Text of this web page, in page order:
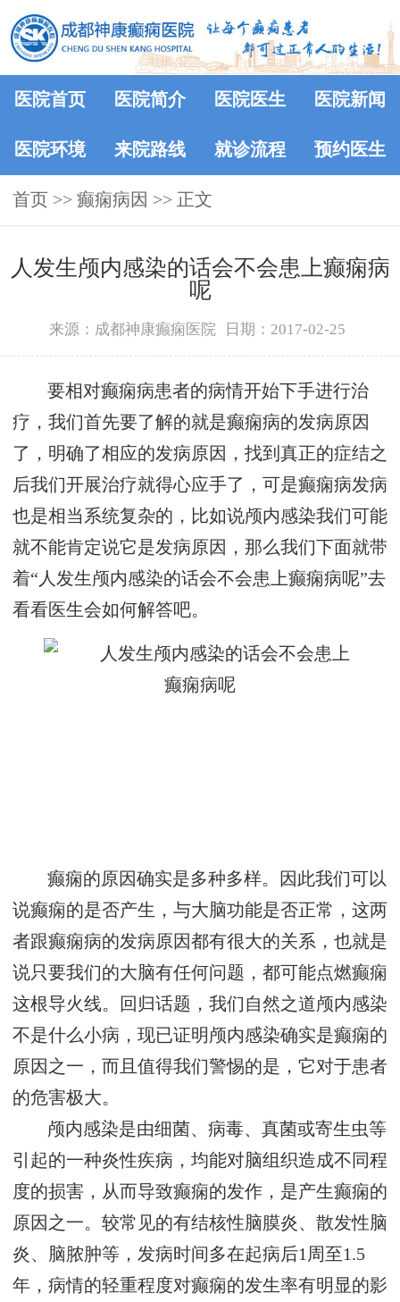
医院首页 医院简介 医院医生 医院新闻
医院环境 来院路线 就诊流程 预约医生
首页 >> 癫痫病因 >> 正文
人发生颅内感染的话会不会患上癫痫病
呢
来源：成都神康癫痫医院 日期：2017-02-25
要相对癫痫病患者的病情开始下手进行治
疗，我们首先要了解的就是癫痫病的发病原因
了，明确了相应的发病原因，找到真正的症结之
后我们开展治疗就得心应手了，可是癫痫病发病
也是相当系统复杂的，比如说颅内感染我们可能
就不能肯定说它是发病原因，那么我们下面就带
着“人发生颅内感染的话会不会患上癫痫病呢”去
看看医生会如何解答吧。
癫痫的原因确实是多种多样。因此我们可以
说癫痫的是否产生，与大脑功能是否正常，这两
者跟癫痫病的发病原因都有很大的关系，也就是
说只要我们的大脑有任何问题，都可能点燃癫痫
这根导火线。回归话题，我们自然之道颅内感染
不是什么小病，现已证明颅内感染确实是癫痫的
原因之一，而且值得我们警惕的是，它对于患者
的危害极大。
颅内感染是由细菌、病毒、真菌或寄生虫等
引起的一种炎性疾病，均能对脑组织造成不同程
度的损害，从而导致癫痫的发作，是产生癫痫的
原因之一。较常见的有结核性脑膜炎、散发性脑
炎、脑脓肿等，发病时间多在起病后1周至1.5
年，病情的轻重程度对癫痫的发生率有明显的影